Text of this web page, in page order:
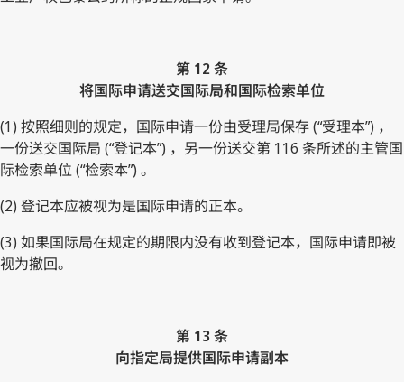
第 12 条
将国际申请送交国际局和国际检索单位
(1) 按照细则的规定，国际申请一份由受理局保存 (“受理本”) ，
一份送交国际局 (“登记本”) ，另一份送交第 116 条所述的主管国
际检索单位 (“检索本”) 。
(2) 登记本应被视为是国际申请的正本。
(3) 如果国际局在规定的期限内没有收到登记本，国际申请即被
视为撤回。
第 13 条
向指定局提供国际申请副本